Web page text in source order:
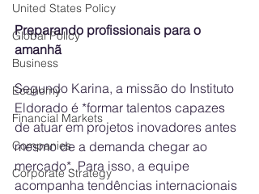
United States Policy
Global Policy
Business
Economy
Financial Markets
Companies
Corporate Strategy
Preparando profissionais para o
amanhã
Segundo Karina, a missão do Instituto
Eldorado é *formar talentos capazes
de atuar em projetos inovadores antes
mesmo de a demanda chegar ao
mercado*. Para isso, a equipe
acompanha tendências internacionais